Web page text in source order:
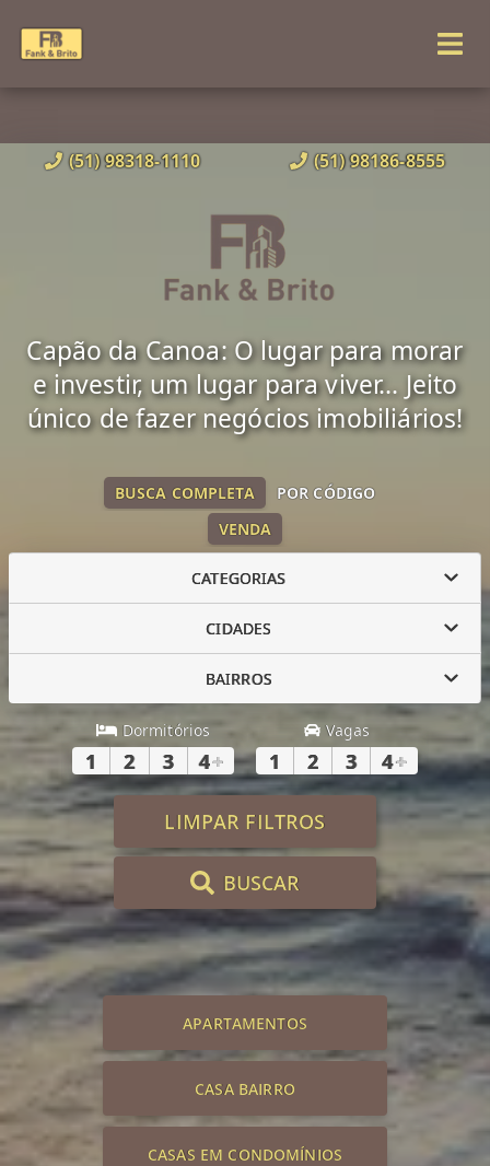
(51) 98318-1110 (51) 98186-8555
Capão da Canoa: O lugar para morar
e investir, um lugar para viver... Jeito
único de fazer negócios imobiliários!
VENDA
BUSCA COMPLETA POR CÓDIGO
CATEGORIAS
CIDADES
BAIRROS
Dormitórios
1 2 3 4+
Vagas
1 2 3 4+
LIMPAR FILTROS
BUSCAR
APARTAMENTOS
CASA BAIRRO
CASAS EM CONDOMÍNIOS